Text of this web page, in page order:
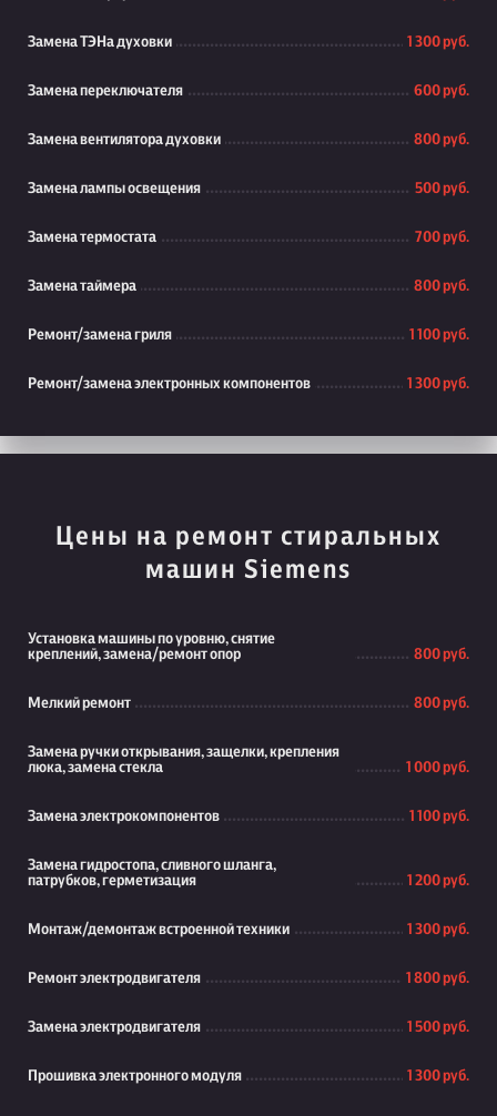
Замена ТЭНа духовки 1 300 руб.
Замена переключателя 600 руб.
Замена вентилятора духовки 800 руб.
Замена лампы освещения 500 руб.
Замена термостата 700 руб.
Замена таймера 800 руб.
Ремонт/замена гриля 1 100 руб.
Ремонт/замена электронных компонентов 1 300 руб.
Цены на ремонт стиральных
машин Siemens
Установка машины по уровню, снятие
креплений, замена/ремонт опор
800 руб.
Мелкий ремонт 800 руб.
Замена ручки открывания, защелки, крепления
люка, замена стекла
1 000 руб.
Замена электрокомпонентов 1 100 руб.
Замена гидростопа, сливного шланга,
патрубков, герметизация
1 200 руб.
Монтаж/демонтаж встроенной техники 1 300 руб.
Ремонт электродвигателя 1 800 руб.
Замена электродвигателя 1 500 руб.
Прошивка электронного модуля 1 300 руб.